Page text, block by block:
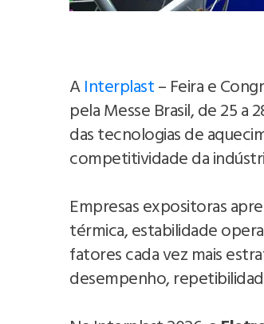
AInterplast– Feira e
pela Messe Brasil, de 25 a
das tecnologias de
competitividade da
Empresas expositoras
térmica, estabilidade
fatores cada vez mais
desempenho,